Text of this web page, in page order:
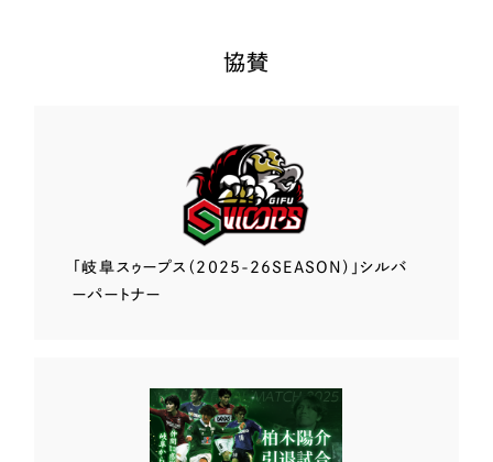
協賛
「岐阜スゥープス （2025-26SEASON）」 シルバ
ーパートナー